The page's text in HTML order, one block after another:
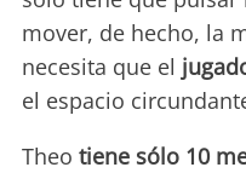
mover, de hecho, la
necesita que el
el espacio
Theo tiene sólo 10